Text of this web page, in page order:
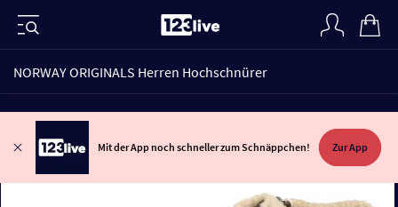
NORWAY ORIGINALS Herren Hochschnürer
Mit der App noch schneller zum Schnäppchen! Zur App